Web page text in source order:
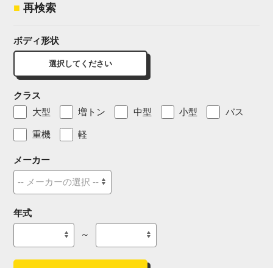
再検索
ボディ形状
選択してください
クラス
大型
増トン 中型 小型 バス
重機 軽
メーカー
年式
～